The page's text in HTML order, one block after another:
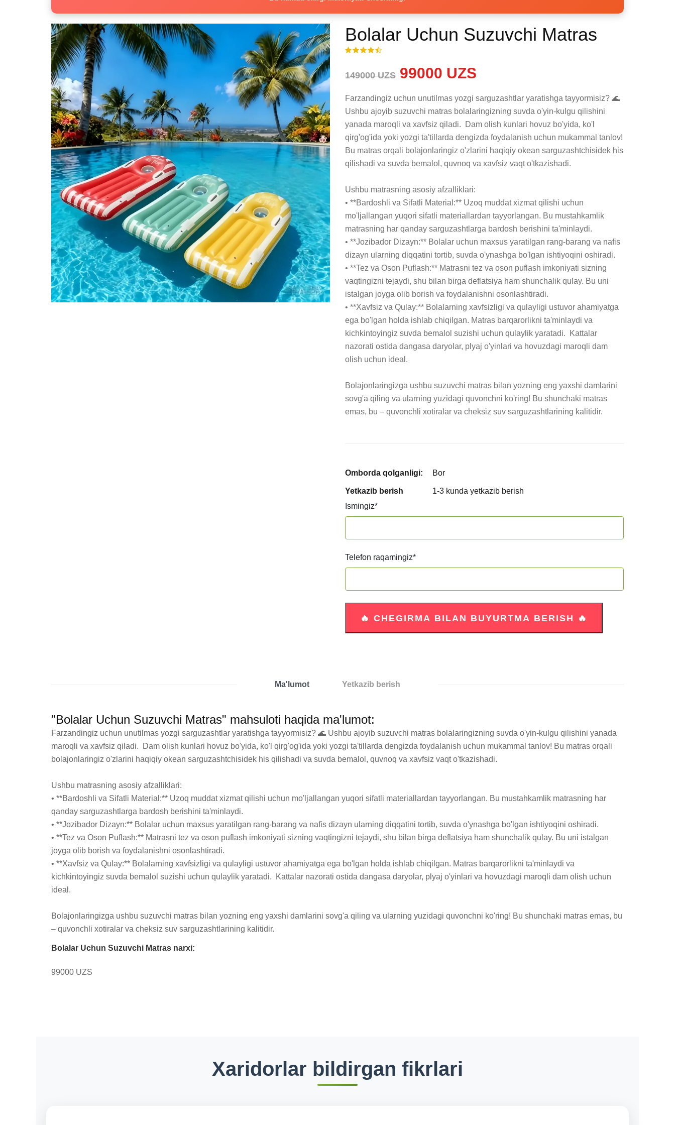
Bolalar Uchun Suzuvchi Matras
149000 UZS 99000 UZS
Farzandingiz uchun unutilmas yozgi sarguzashtlar yaratishga tayyormisiz? 🌊
Ushbu ajoyib suzuvchi matras bolalaringizning suvda o'yin-kulgu qilishini
yanada maroqli va xavfsiz qiladi.  Dam olish kunlari hovuz bo'yida, ko'l
qirg'og'ida yoki yozgi ta'tillarda dengizda foydalanish uchun mukammal tanlov!
Bu matras orqali bolajonlaringiz o'zlarini haqiqiy okean sarguzashtchisidek his
qilishadi va suvda bemalol, quvnoq va xavfsiz vaqt o'tkazishadi.
Ushbu matrasning asosiy afzalliklari:
• **Bardoshli va Sifatli Material:** Uzoq muddat xizmat qilishi uchun
mo'ljallangan yuqori sifatli materiallardan tayyorlangan. Bu mustahkamlik
matrasning har qanday sarguzashtlarga bardosh berishini ta'minlaydi.
• **Jozibador Dizayn:** Bolalar uchun maxsus yaratilgan rang-barang va nafis
dizayn ularning diqqatini tortib, suvda o'ynashga bo'lgan ishtiyoqini oshiradi.
• **Tez va Oson Puflash:** Matrasni tez va oson puflash imkoniyati sizning
vaqtingizni tejaydi, shu bilan birga deflatsiya ham shunchalik qulay. Bu uni
istalgan joyga olib borish va foydalanishni osonlashtiradi.
• **Xavfsiz va Qulay:** Bolalarning xavfsizligi va qulayligi ustuvor ahamiyatga
ega bo'lgan holda ishlab chiqilgan. Matras barqarorlikni ta'minlaydi va
kichkintoyingiz suvda bemalol suzishi uchun qulaylik yaratadi.  Kattalar
nazorati ostida dangasa daryolar, plyaj o'yinlari va hovuzdagi maroqli dam
olish uchun ideal.
Bolajonlaringizga ushbu suzuvchi matras bilan yozning eng yaxshi damlarini
sovg'a qiling va ularning yuzidagi quvonchni ko'ring! Bu shunchaki matras
emas, bu – quvonchli xotiralar va cheksiz suv sarguzashtlarining kalitidir.
Omborda qolganligi: Bor
Yetkazib berish
1-3 kunda yetkazib berish
Ismingiz*
Telefon raqamingiz*
Ma'lumot Yetkazib berish
"Bolalar Uchun Suzuvchi Matras" mahsuloti haqida ma'lumot:
Farzandingiz uchun unutilmas yozgi sarguzashtlar yaratishga tayyormisiz? 🌊 Ushbu ajoyib suzuvchi matras bolalaringizning suvda o'yin-kulgu qilishini yanada
maroqli va xavfsiz qiladi.  Dam olish kunlari hovuz bo'yida, ko'l qirg'og'ida yoki yozgi ta'tillarda dengizda foydalanish uchun mukammal tanlov! Bu matras orqali
bolajonlaringiz o'zlarini haqiqiy okean sarguzashtchisidek his qilishadi va suvda bemalol, quvnoq va xavfsiz vaqt o'tkazishadi.
Ushbu matrasning asosiy afzalliklari:
• **Bardoshli va Sifatli Material:** Uzoq muddat xizmat qilishi uchun mo'ljallangan yuqori sifatli materiallardan tayyorlangan. Bu mustahkamlik matrasning har
qanday sarguzashtlarga bardosh berishini ta'minlaydi.
• **Jozibador Dizayn:** Bolalar uchun maxsus yaratilgan rang-barang va nafis dizayn ularning diqqatini tortib, suvda o'ynashga bo'lgan ishtiyoqini oshiradi.
• **Tez va Oson Puflash:** Matrasni tez va oson puflash imkoniyati sizning vaqtingizni tejaydi, shu bilan birga deflatsiya ham shunchalik qulay. Bu uni istalgan
joyga olib borish va foydalanishni osonlashtiradi.
• **Xavfsiz va Qulay:** Bolalarning xavfsizligi va qulayligi ustuvor ahamiyatga ega bo'lgan holda ishlab chiqilgan. Matras barqarorlikni ta'minlaydi va
kichkintoyingiz suvda bemalol suzishi uchun qulaylik yaratadi.  Kattalar nazorati ostida dangasa daryolar, plyaj o'yinlari va hovuzdagi maroqli dam olish uchun
ideal.
Bolajonlaringizga ushbu suzuvchi matras bilan yozning eng yaxshi damlarini sovg'a qiling va ularning yuzidagi quvonchni ko'ring! Bu shunchaki matras emas, bu
– quvonchli xotiralar va cheksiz suv sarguzashtlarining kalitidir.
Bolalar Uchun Suzuvchi Matras narxi:
99000 UZS
Xaridorlar bildirgan fikrlari